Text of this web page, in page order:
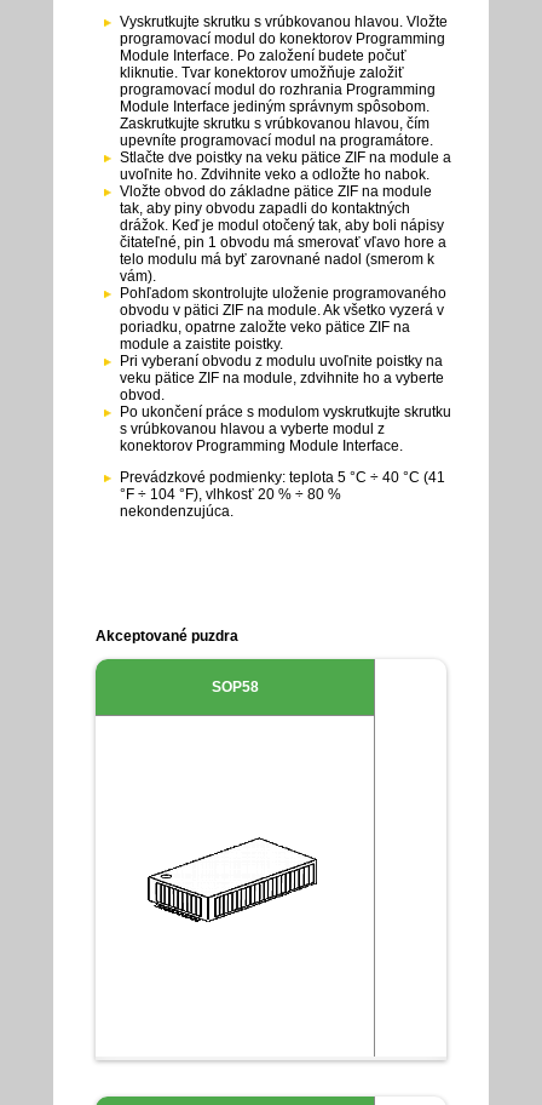
Vyskrutkujte skrutku s vrúbkovanou hlavou. Vložte
programovací modul do konektorov Programming
Module Interface. Po založení budete počuť
kliknutie. Tvar konektorov umožňuje založiť
programovací modul do rozhrania Programming
Module Interface jediným správnym spôsobom.
Zaskrutkujte skrutku s vrúbkovanou hlavou, čím
upevníte programovací modul na programátore.
Stlačte dve poistky na veku pätice ZIF na module a
uvoľnite ho. Zdvihnite veko a odložte ho nabok.
Vložte obvod do základne pätice ZIF na module
tak, aby piny obvodu zapadli do kontaktných
drážok. Keď je modul otočený tak, aby boli nápisy
čitateľné, pin 1 obvodu má smerovať vľavo hore a
telo modulu má byť zarovnané nadol (smerom k
vám).
Pohľadom skontrolujte uloženie programovaného
obvodu v pätici ZIF na module. Ak všetko vyzerá v
poriadku, opatrne založte veko pätice ZIF na
module a zaistite poistky.
Pri vyberaní obvodu z modulu uvoľnite poistky na
veku pätice ZIF na module, zdvihnite ho a vyberte
obvod.
Po ukončení práce s modulom vyskrutkujte skrutku
s vrúbkovanou hlavou a vyberte modul z
konektorov Programming Module Interface.
Prevádzkové podmienky: teplota 5 °C ÷ 40 °C (41
°F ÷ 104 °F), vlhkosť 20 % ÷ 80 %
nekondenzujúca.
Akceptované puzdra
SOP58